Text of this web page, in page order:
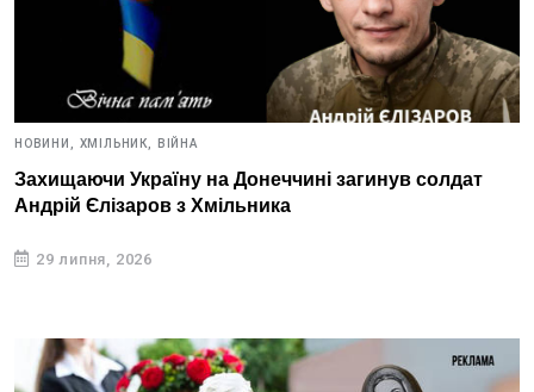
НОВИНИ, ХМІЛЬНИК, ВІЙНА
Захищаючи Україну на Донеччині загинув солдат
Андрій Єлізаров з Хмільника
29 липня, 2026